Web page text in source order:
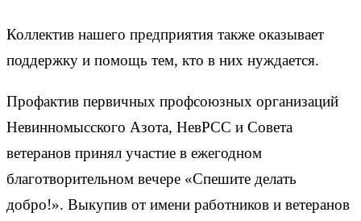
Коллектив нашего предприятия также оказывает
поддержку и помощь тем, кто в них нуждается.
Профактив первичных профсоюзных организаций
Невинномысского Азота, НевРСС и Совета
ветеранов принял участие в ежегодном
благотворительном вечере «Спешите делать
добро!». Выкупив от имени работников и ветеранов